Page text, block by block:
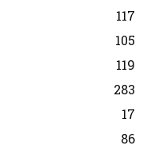
117
105
119
283
17
86